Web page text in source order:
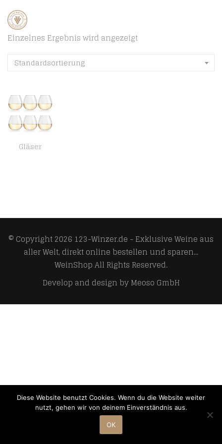
Einzelnes Ergebnis wird angezeigt
Standardsortierung
Gläser
© Copyright 2026 123-Winzer.de - Exklusive Weine aus
aller Welt, direkt online bestellen und sparen...
WeinShopAll Rights Reserved.
Develop and design byMeoso GmbH
Diese Website benutzt Cookies. Wenn du die Website weiter
nutzt, gehen wir von deinem Einverständnis aus.
OK